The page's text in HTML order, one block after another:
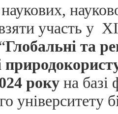
участь у
Глобальні та
року на базі
університету